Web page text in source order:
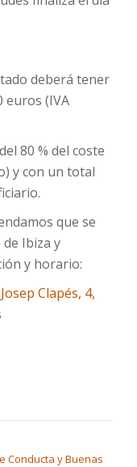
deberá tener
euros (IVA
80 % del coste
y con un total
que se
de Ibiza y
y horario:
Clapés, 4,
Conducta y Buenas